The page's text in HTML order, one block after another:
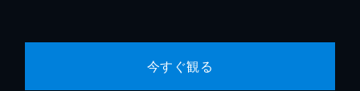
今すぐ観る